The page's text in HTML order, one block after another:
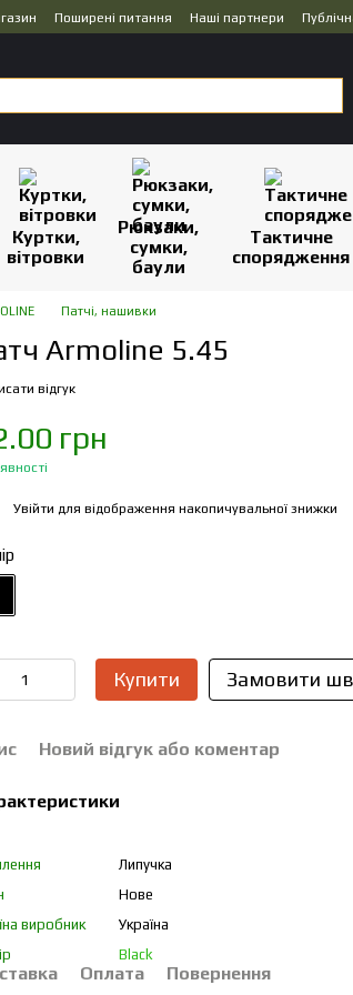
Поширені питання Наші партнери
Куртки,
вітровки
Рюкзаки,
сумки,
баули
Тактичне
спорядження
Патчі, нашивки
Armoline 5.45
відгук
грн
Увійти для відображення накопичувальної знижки
Купити Замовити
Новий відгук або коментар
Липучка
Нове
виробник
Україна
Black
Оплата Повернення